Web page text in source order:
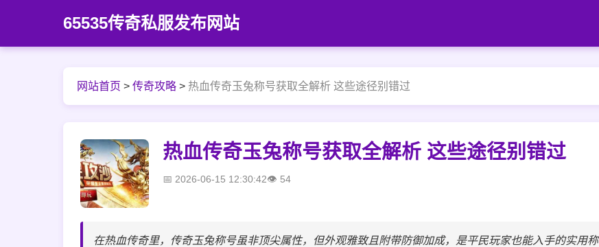
65535传奇私服发布网站
网站首页 > 传奇攻略 > 热血传奇玉兔称号获取全解析 这些途径别错过
热血传奇玉兔称号获取全解析 这些途径别错过
2026-06-15 12:30:42 54
在热血传奇里，传奇玉兔称号虽非顶尖属性，但外观雅致且附带防御加成，是平民玩家也能入手的实用称